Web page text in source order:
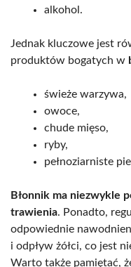
alkohol.
Jednak kluczowe jest
produktów bogatych w
świeże warzywa,
owoce,
chude mięso,
ryby,
pełnoziarniste
Błonnik ma niezwykle
trawienia. Ponadto,
odpowiednie
i odpływ żółci, co jest
Warto także pamiętać,